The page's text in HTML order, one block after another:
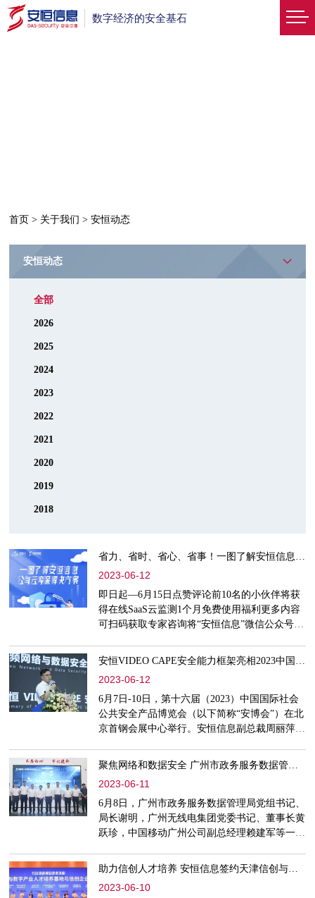
数字经济的安全基石
首页 > 关于我们 >安恒动态
安恒动态
全部
2026
2025
2024
2023
2022
2021
2020
2019
2018
省力、省时、省心、省事！一图了解安恒信息公有云等保解决方案
2023-06-12
即日起—6月15日点赞评论前10名的小伙伴将获
得在线SaaS云监测1个月免费使用福利更多内容
可扫码获取专家咨询将“安恒信息”微信公众号设
络和数据安全 广州市政务服务数据管理局领导
一行到访安恒信息2023-06-10 北京市质检院副院
长董云一行莅临安恒信息走访调研2023-06-09 深
化数据合作 上海数据集团领导一行莅临安恒信
息参观指导2023-06-08
安恒VIDEO CAPE安全能力框架亮相2023中国国际社会公共安全产品博览会
2023-06-12
6月7日-10日，第十六届（2023）中国国际社会
公共安全产品博览会（以下简称“安博会”）在北
京首钢会展中心举行。安恒信息副总裁周丽萍率
鉴物联产品部副总经理王聪作主题演讲。王聪在
安博会视频网络与数据安全高端论坛上发表了题
为《构建完整安全能力框架，赋能视频网络与数
据安全》的演讲，介绍了安恒信息在视频网络与
数据安全方面最新产品方案情况，同时向与会嘉
宾分享了安恒VIDEO CA
2023-06-11
6月8日，广州市政务服务数据管理局党组书记、
局长谢明，广州无线电集团党委书记、董事长黄
跃珍，中国移动广州公司副总经理赖建军等一行
穹-新一代主动防御运营中心参观，就网络和数
据安全进行座谈交流。安恒信息董事长范渊等公
司管理层、广东总部总经理张清华等陪同参观座
助力信创人才培养 安恒信息签约天津信创与数字产业人才培养基地
2023-06-10